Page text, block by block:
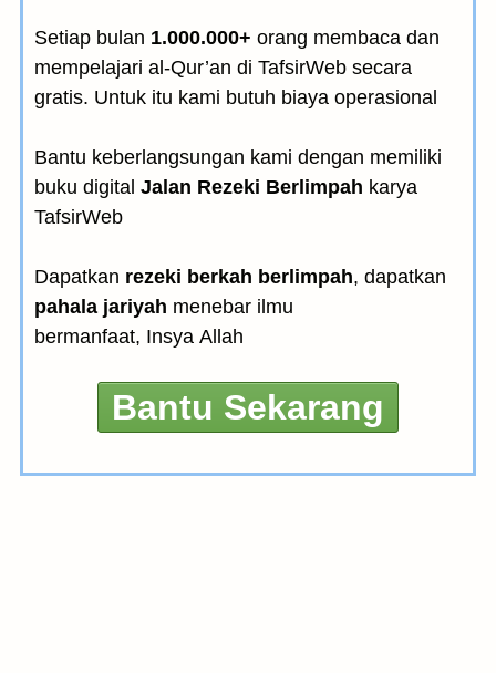
Setiap bulan 1.000.000+ orang membaca dan
mempelajari al-Qur’an di TafsirWeb secara
gratis. Untuk itu kami butuh biaya operasional
Bantu keberlangsungan kami dengan memiliki
buku digital Jalan Rezeki Berlimpah karya
TafsirWeb
Dapatkan rezeki berkah berlimpah, dapatkan
pahala jariyah menebar ilmu
bermanfaat, Insya Allah
Bantu Sekarang